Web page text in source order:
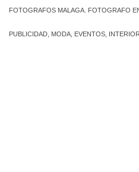
FOTOGRAFOS MALAGA. FOTOGRAFO
PUBLICIDAD, MODA, EVENTOS,